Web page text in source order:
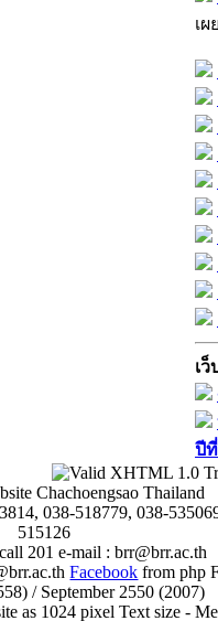
เ
เว็
ปี
Chachoengsao Thailand
038-518779, 038-
515126
201 e-mail : brr@brr.ac.th
Facebook from php
/ September 2550 (2007)
as 1024 pixel Text size -